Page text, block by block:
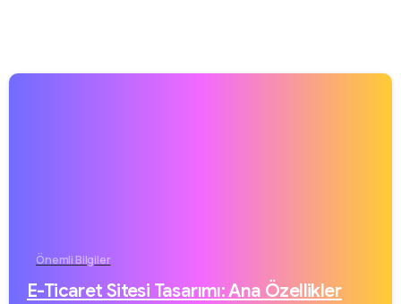
Önemli Bilgiler
E-Ticaret Sitesi Tasarımı: Ana Özellikler